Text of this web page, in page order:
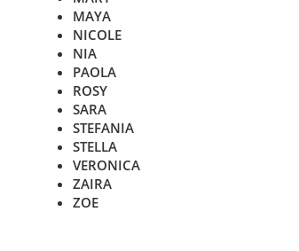
MAYA
NICOLE
NIA
PAOLA
ROSY
SARA
STEFANIA
STELLA
VERONICA
ZAIRA
ZOE